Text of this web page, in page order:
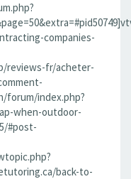
companies-
reviews-fr/acheter-
forum/index.php?
when-outdoor-
#post-
back-to-